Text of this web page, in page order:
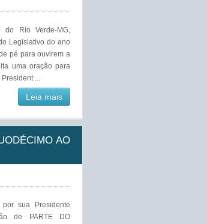
do Rio Verde-MG,
Legislativo do ano
pé para ouvirem a
uma oração para
...
Leia mais
AO
sua Presidente
de PARTE DO